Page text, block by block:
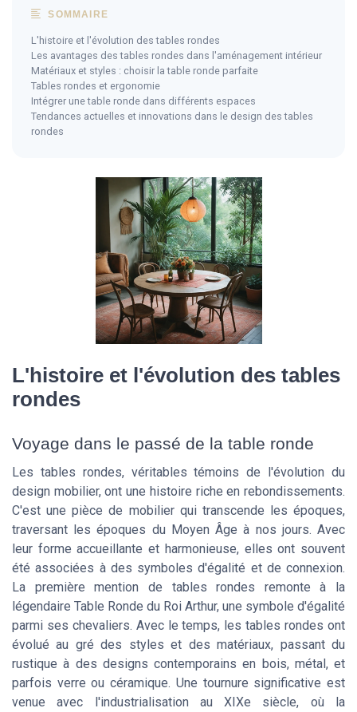
SOMMAIRE
L'histoire et l'évolution des tables rondes
Les avantages des tables rondes dans l'aménagement intérieur
Matériaux et styles : choisir la table ronde parfaite
Tables rondes et ergonomie
Intégrer une table ronde dans différents espaces
Tendances actuelles et innovations dans le design des tables
rondes
L'histoire et l'évolution des tables
rondes
Voyage dans le passé de la table ronde
Les tables rondes, véritables témoins de l'évolution du
design mobilier, ont une histoire riche en rebondissements.
C'est une pièce de mobilier qui transcende les époques,
traversant les époques du Moyen Âge à nos jours. Avec
leur forme accueillante et harmonieuse, elles ont souvent
été associées à des symboles d'égalité et de connexion.
La première mention de tables rondes remonte à la
légendaire Table Ronde du Roi Arthur, une symbole d'égalité
parmi ses chevaliers. Avec le temps, les tables rondes ont
évolué au gré des styles et des matériaux, passant du
rustique à des designs contemporains en bois, métal, et
parfois verre ou céramique. Une tournure significative est
venue avec l'industrialisation au XIXe siècle, où la